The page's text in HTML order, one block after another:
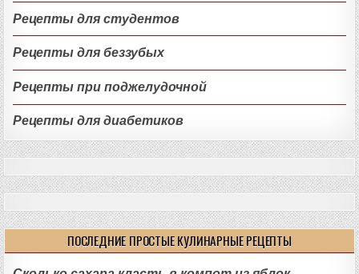
Рецепты для студентов
Рецепты для беззубых
Рецепты при поджелудочной
Рецепты для диабетиков
ПОСЛЕДНИЕ ПРОСТЫЕ КУЛИНАРНЫЕ РЕЦЕПТЫ